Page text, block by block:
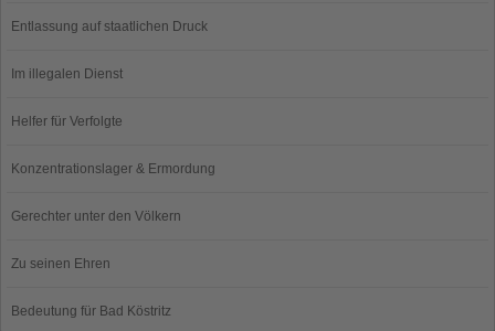
Entlassung auf staatlichen Druck
Im illegalen Dienst
Helfer für Verfolgte
Konzentrationslager & Ermordung
Gerechter unter den Völkern
Zu seinen Ehren
Bedeutung für Bad Köstritz